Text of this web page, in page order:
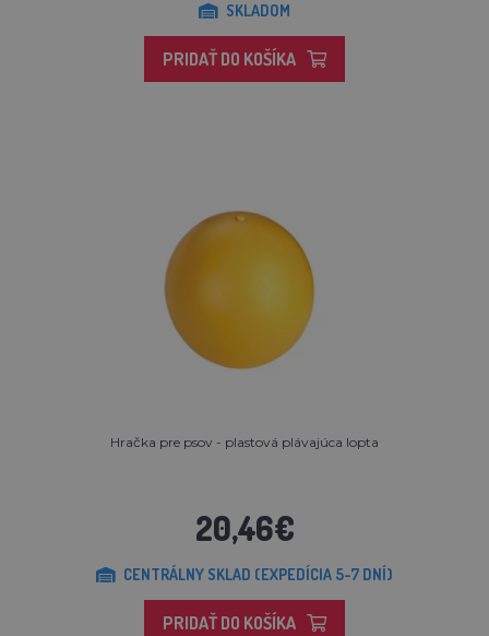
SKLADOM
PRIDAŤ DO KOŠÍKA
Hračka pre psov - plastová plávajúca lopta
20,46€
CENTRÁLNY SKLAD (EXPEDÍCIA 5-7 DNÍ)
PRIDAŤ DO KOŠÍKA